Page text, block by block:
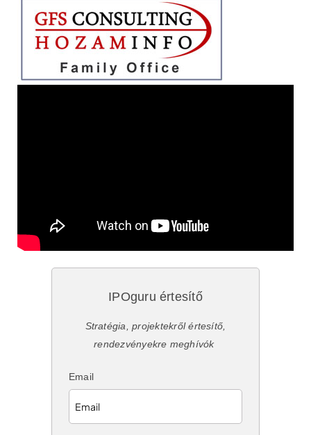
IPOguru értesítő
Stratégia, projektekről értesítő,
rendezvényekre meghívók
Email